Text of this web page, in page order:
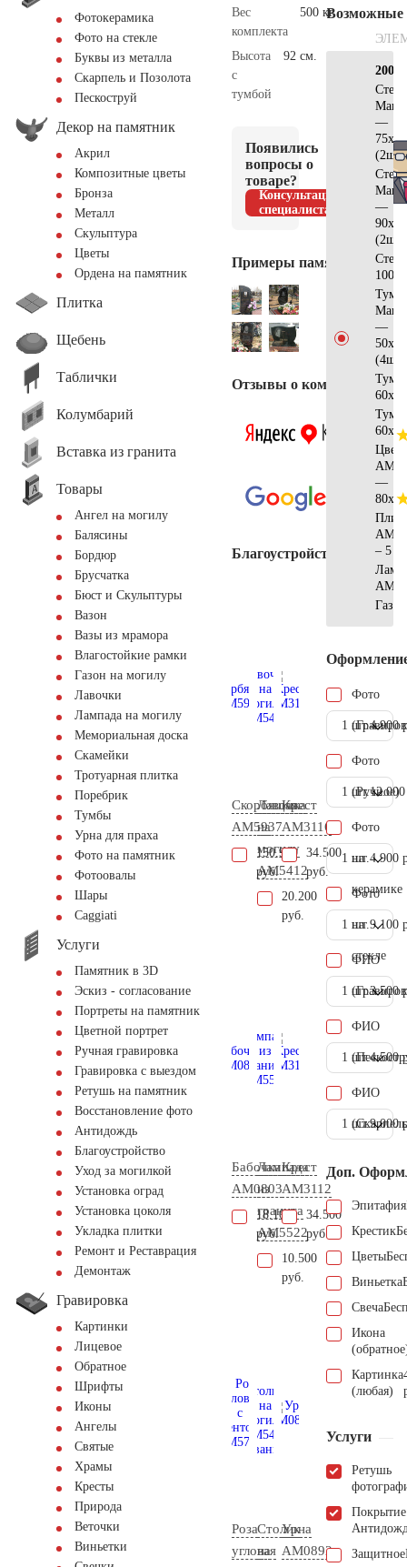
Фотокерамика
Фото на стекле
Буквы из металла
Скарпель и Позолота
Пескоструй
Декор на памятник
Акрил
Композитные цветы
Бронза
Металл
Скульптура
Цветы
Ордена на памятник
Плитка
Щебень
Таблички
Колумбарий
Вставка из гранита
Товары
Ангел на могилу
Балясины
Бордюр
Брусчатка
Бюст и Скульптуры
Вазон
Вазы из мрамора
Влагостойкие рамки
Газон на могилу
Лавочки
Лампада на могилу
Мемориальная доска
Скамейки
Тротуарная плитка
Поребрик
Тумбы
Урна для праха
Фото на памятник
Фотоовалы
Шары
Сaggiati
Услуги
Памятник в 3D
Эскиз - согласование
Портреты на памятник
Цветной портрет
Ручная гравировка
Гравировка с выездом
Ретушь на памятник
Восстановление фото
Антидождь
Благоустройство
Уход за могилкой
Установка оград
Установка цоколя
Укладка плитки
Ремонт и Реставрация
Демонтаж
Гравировка
Картинки
Лицевое
Обратное
Шрифты
Иконы
Ангелы
Святые
Храмы
Кресты
Природа
Веточки
Виньетки
Вес
комплекта
500 кг.
Высота
с
тумбой
92 см.
Появились
вопросы о
товаре?
Консультация
специалиста
Примеры памятников
Отзывы о компании
Благоустройство
Скорбящая
AM5937
150.900
руб.
Лавочка
на
могилу
AM5412
20.200
руб.
Крест
AM3116
34.500
руб.
Бабочка
AM0803
18.100
руб.
Лампада
из
гранита
AM5522
10.500
руб.
Крест
AM3112
34.500
руб.
Роза
угловая
Столик
на
Урна
AM0892
Возможные
Стела
—
(2шт)
Стела
—
(2шт)
—
(4шт)
—
– 5
Газон
Фото
1 шт.4.900
Фото
(Ручное)
1 шт.
Фото
на
керамике
1 шт. 4.900
Фото
на
стекле
1 шт. 9.100
ФИО
1 шт.3.500
ФИО
1 шт.4.500
ФИО
1 шт.9.000
Доп.
Эпитафия
Крестик
Цветы
Виньетка
Свеча
Икона
Картинка
(любая)
Услуги
Ретушь
Покрытие
Защитное